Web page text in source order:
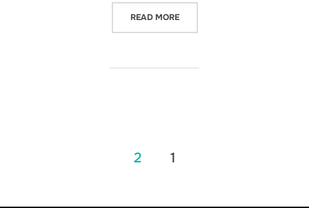
READ MORE
1
2